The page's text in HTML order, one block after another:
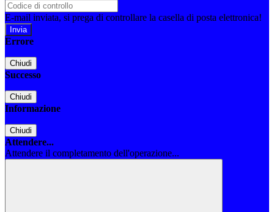
E-mail inviata, si prega di controllare la casella di posta elettronica!
Errore
Chiudi
Successo
Chiudi
Informazione
Chiudi
Attendere...
Attendere il completamento dell'operazione...